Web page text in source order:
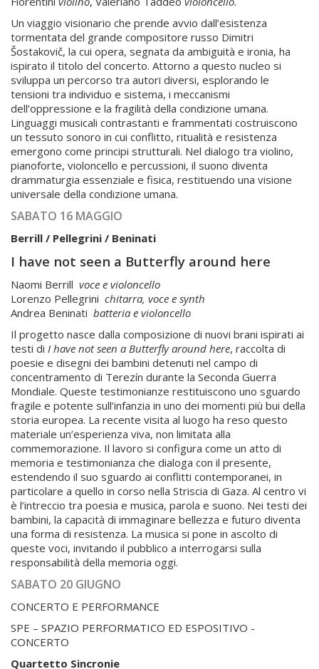
Un viaggio visionario che prende avvio dall’esistenza
tormentata del grande compositore russo Dimitri
Šostakovič, la cui opera, segnata da ambiguità e ironia, ha
ispirato il titolo del concerto. Attorno a questo nucleo si
sviluppa un percorso tra autori diversi, esplorando le
tensioni tra individuo e sistema, i meccanismi
dell’oppressione e la fragilità della condizione umana.
Linguaggi musicali contrastanti e frammentati costruiscono
un tessuto sonoro in cui conflitto, ritualità e resistenza
emergono come principi strutturali. Nel dialogo tra violino,
pianoforte, violoncello e percussioni, il suono diventa
drammaturgia essenziale e fisica, restituendo una visione
universale della condizione umana.
SABATO 16 MAGGIO
Berrill / Pellegrini / Beninati
I have not seen a Butterfly around here
⁠Naomi Berrill voce e violoncello
Lorenzo Pellegrini chitarra, voce e synth
Andrea Beninati batteria e violoncello
Il progetto nasce dalla composizione di nuovi brani ispirati ai
testi di I have not seen a Butterfly around here, raccolta di
poesie e disegni dei bambini detenuti nel campo di
concentramento di Terezín durante la Seconda Guerra
Mondiale. Queste testimonianze restituiscono uno sguardo
fragile e potente sull’infanzia in uno dei momenti più bui della
storia europea. La recente visita al luogo ha reso questo
materiale un’esperienza viva, non limitata alla
commemorazione. Il lavoro si configura come un atto di
memoria e testimonianza che dialoga con il presente,
estendendo il suo sguardo ai conflitti contemporanei, in
particolare a quello in corso nella Striscia di Gaza. Al centro vi
è l’intreccio tra poesia e musica, parola e suono. Nei testi dei
bambini, la capacità di immaginare bellezza e futuro diventa
una forma di resistenza. La musica si pone in ascolto di
queste voci, invitando il pubblico a interrogarsi sulla
responsabilità della memoria oggi.
SABATO 20 GIUGNO
CONCERTO E PERFORMANCE
SPE – SPAZIO PERFORMATICO ED ESPOSITIVO -
CONCERTO
Quartetto Sincronie